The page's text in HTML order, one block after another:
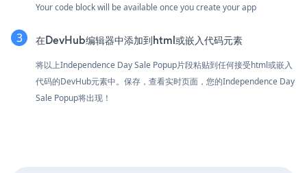
Your code block will be available once you create your app
在DevHub编辑器中添加到html或嵌入代码元素
将以上Independence Day Sale Popup片段粘贴到任何接受html或嵌入
代码的DevHub元素中。保存，查看实时页面，您的Independence Day
Sale Popup将出现！